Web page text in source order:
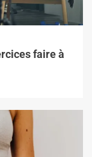
faire à